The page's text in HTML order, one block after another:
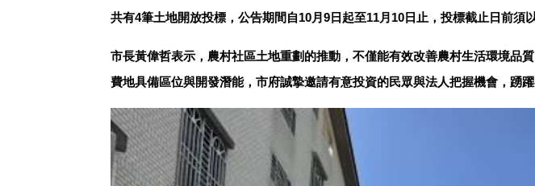
共有4筆土地開放投標，公告期間自10月9日起至11月10日止，投標截止日前須
市長黃偉哲表示，農村社區土地重劃的推動，不僅能有效改善農村生活環境品
費地具備區位與開發潛能，市府誠摯邀請有意投資的民眾與法人把握機會，踴